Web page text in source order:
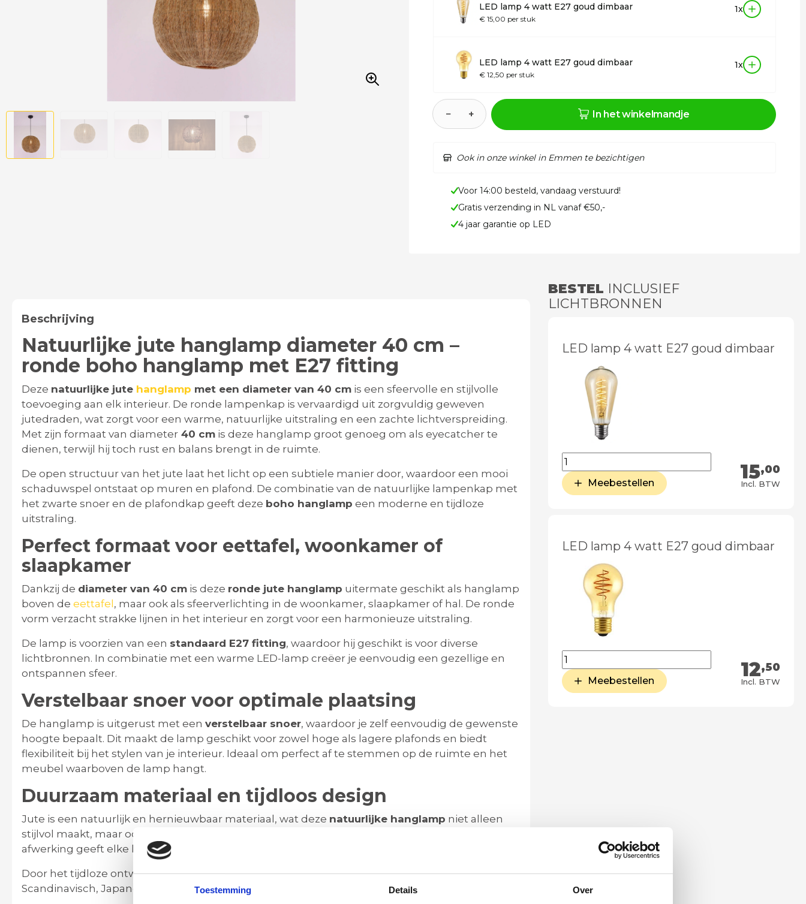
Toestemming Details Over
LED lamp 4 watt E27 goud dimbaar
€ 15,00 per stuk
1x
LED lamp 4 watt E27 goud dimbaar
€ 12,50 per stuk
1x
− + In het winkelmandje
Ook in onze winkel in Emmen te bezichtigen
Voor 14:00 besteld, vandaag verstuurd!
Gratis verzending in NL vanaf €50,-
4 jaar garantie op LED
Beschrijving
Natuurlijke jute hanglamp diameter 40 cm –
ronde boho hanglamp met E27 fitting
Deze natuurlijke jute hanglamp met een diameter van 40 cm is een sfeervolle en stijlvolle
toevoeging aan elk interieur. De ronde lampenkap is vervaardigd uit zorgvuldig geweven
jutedraden, wat zorgt voor een warme, natuurlijke uitstraling en een zachte lichtverspreiding.
Met zijn formaat van diameter 40 cm is deze hanglamp groot genoeg om als eyecatcher te
dienen, terwijl hij toch rust en balans brengt in de ruimte.
De open structuur van het jute laat het licht op een subtiele manier door, waardoor een mooi
schaduwspel ontstaat op muren en plafond. De combinatie van de natuurlijke lampenkap met
het zwarte snoer en de plafondkap geeft deze boho hanglamp een moderne en tijdloze
uitstraling.
Perfect formaat voor eettafel, woonkamer of
slaapkamer
Dankzij de diameter van 40 cm is deze ronde jute hanglamp uitermate geschikt als hanglamp
boven de eettafel , maar ook als sfeerverlichting in de woonkamer, slaapkamer of hal. De ronde
vorm verzacht strakke lijnen in het interieur en zorgt voor een harmonieuze uitstraling.
De lamp is voorzien van een standaard E27 fitting, waardoor hij geschikt is voor diverse
lichtbronnen. In combinatie met een warme LED-lamp creëer je eenvoudig een gezellige en
ontspannen sfeer.
Verstelbaar snoer voor optimale plaatsing
De hanglamp is uitgerust met een verstelbaar snoer, waardoor je zelf eenvoudig de gewenste
hoogte bepaalt. Dit maakt de lamp geschikt voor zowel hoge als lagere plafonds en biedt
flexibiliteit bij het stylen van je interieur. Ideaal om perfect af te stemmen op de ruimte en het
meubel waarboven de lamp hangt.
Duurzaam materiaal en tijdloos design
Jute is een natuurlijk en hernieuwbaar materiaal, wat deze natuurlijke hanglamp niet alleen
stijlvol maakt, maar ook een bewuste keuze voor een duurzaam interieur. De handmatige
afwerking geeft elke lamp een uniek karakter en zorgt voor een warme, authentieke uitstraling.
Door het tijdloze ontwerp past deze lamp moeiteloos binnen diverse woonstijlen, zoals boho,
Scandinavisch, Japandi, landelijk en modern met natuurlijke accenten.
BESTEL INCLUSIEF
LICHTBRONNEN
LED lamp 4 watt E27 goud dimbaar
15,00
Incl. BTW
Meebestellen
LED lamp 4 watt E27 goud dimbaar
12,50
Incl. BTW
Meebestellen